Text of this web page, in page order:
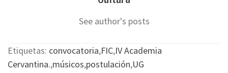
See author's posts
Etiquetas: convocatoria,FIC,IV Academia
Cervantina.,músicos,postulación,UG